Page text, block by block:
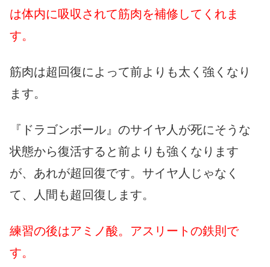
は体内に吸収されて筋肉を補修してくれま
す。
筋肉は超回復によって前よりも太く強くなり
ます。
『ドラゴンボール』のサイヤ人が死にそうな
状態から復活すると前よりも強くなります
が、あれが超回復です。サイヤ人じゃなく
て、人間も超回復します。
練習の後はアミノ酸。アスリートの鉄則で
す。